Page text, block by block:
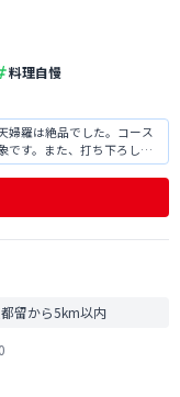
料理自慢
婦羅は絶品でした。コース
です。また、打ち下ろしが
持ち良かったです。
留から5km以内
0